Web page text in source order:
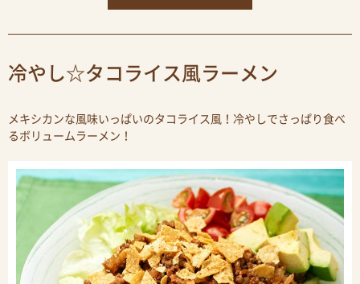
冷やし☆タコライス風ラーメン
メキシカンな風味いっぱいのタコライス風！冷やしでさっぱり食べ
るボリュームラーメン！